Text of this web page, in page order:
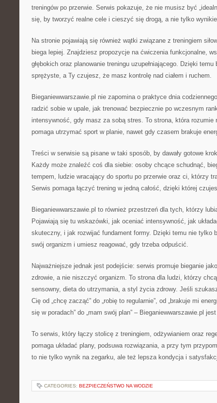
treningów po przerwie. Serwis pokazuje, że nie musisz być
się, by tworzyć realne cele i cieszyć się drogą, a nie tylko
Na stronie pojawiają się również wątki związane z treningiem
biega lepiej. Znajdziesz propozycje na ćwiczenia funkcjonalne,
głębokich oraz planowanie treningu uzupełniającego. Dzięki
sprężyste, a Ty czujesz, że masz kontrolę nad ciałem i ruchem.
Bieganiewwarszawie.pl nie zapomina o praktyce dnia
radzić sobie w upale, jak trenować bezpiecznie po wczesnym
intensywność, gdy masz za sobą stres. To strona, która rozumie
pomaga utrzymać sport w planie, nawet gdy czasem brakuje
Treści w serwisie są pisane w taki sposób, by dawały gotowe
Każdy może znaleźć coś dla siebie: osoby chcące schudnąć,
tempem, ludzie wracający do sportu po przerwie oraz ci, którzy
Serwis pomaga łączyć trening w jedną całość, dzięki której
Bieganiewwarszawie.pl to również przestrzeń dla tych, którzy
Pojawiają się tu wskazówki, jak oceniać intensywność, jak
skuteczny, i jak rozwijać fundament formy. Dzięki temu nie tylko
swój organizm i umiesz reagować, gdy trzeba odpuścić.
Najważniejsze jednak jest podejście: serwis promuje bieganie
zdrowie, a nie niszczyć organizm. To strona dla ludzi, którzy
sensowny, dieta do utrzymania, a styl życia zdrowy. Jeśli
Cię od „chcę zacząć” do „robię to regularnie”, od „brakuje mi
się w poradach” do „mam swój plan” – Bieganiewwarszawie.pl
To serwis, który łączy stolicę z treningiem, odżywianiem oraz
pomaga układać plany, podsuwa rozwiązania, a przy tym
to nie tylko wynik na zegarku, ale też lepsza kondycja i
CATEGORIES: BEZPIECZEŃSTWO NA WODZIE